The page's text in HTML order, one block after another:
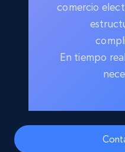
comercio
En tiempo